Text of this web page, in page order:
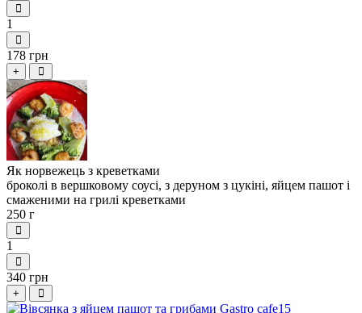
1
178 грн
+
Як норвежець з креветками
броколі в вершковому соусі, з деруном з цукіні, яйцем пашот і
смаженими на грилі креветками
250 г
1
340 грн
+